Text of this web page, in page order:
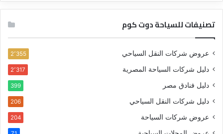
تصنيفات للسياحة دوت كوم
عروض شركات النقل السياحي 2٬355
دليل شركات السياحة المصرية 2٬317
دليل فنادق مصر 399
دليل شركات النقل السياحي 206
عروض شركات السياحة 204